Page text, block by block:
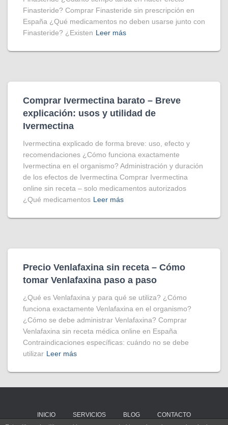
Finasteride? Comprar Finasteride sin prescripción en
España ¿Qué medicamentos no deben usarse junto con
Finasteride? ¿Existen Leer más
Comprar Ivermectina​ barato – Breve
explicación: usos y utilidad de
Ivermectina
Ivermectina explicado de forma breve: uso, efecto y
recomendaciones ¿Cómo funciona exactamente
Ivermectina en el organismo? Administración y duración
de los efectos de Ivermectina Comprar Ivermectina
online sin receta – solo medicamentos autorizados
¿Qué medicamentos Leer más
Precio Venlafaxina sin receta – Cómo
tomar Venlafaxina paso a paso
¿Qué es Venlafaxina y para qué se utiliza? ¿Cómo
funciona exactamente Venlafaxina en el organismo?
¿Cómo se debe administrar Venlafaxina? Comprar
Venlafaxina sin receta médica online en España
Contraindicaciones específicas: cuándo no se debe
utilizar Leer más
INICIO SERVICIOS BLOG
CONTACTO